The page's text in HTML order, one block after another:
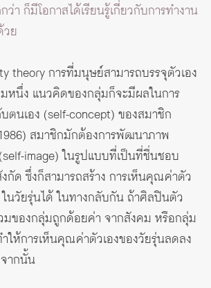
า ก็มีโอกาสได้เรียนรู้เกี่ยวกับการทำงาน
วย
theory การที่มนุษย์สามารถบรรจุตัวเอง
หนึ่ง แนวคิดของกลุ่มก็จะมีผลในการ
ตนเอง (self-concept) ของสมาชิก
สมาชิกมักต้องการพัฒนาภาพ
image) ในรูปแบบที่เป็นที่ชื่นชอบ
ด ซึ่งก็สามารถสร้าง การเห็นคุณค่าตัว
ในวัยรุ่นได้ ในทางกลับกัน ถ้าศิลปินตัว
ของกลุ่มถูกด้อยค่า จากสังคม หรือกลุ่ม
ให้การเห็นคุณค่าตัวเองของวัยรุ่นลดลง
ากนั้น